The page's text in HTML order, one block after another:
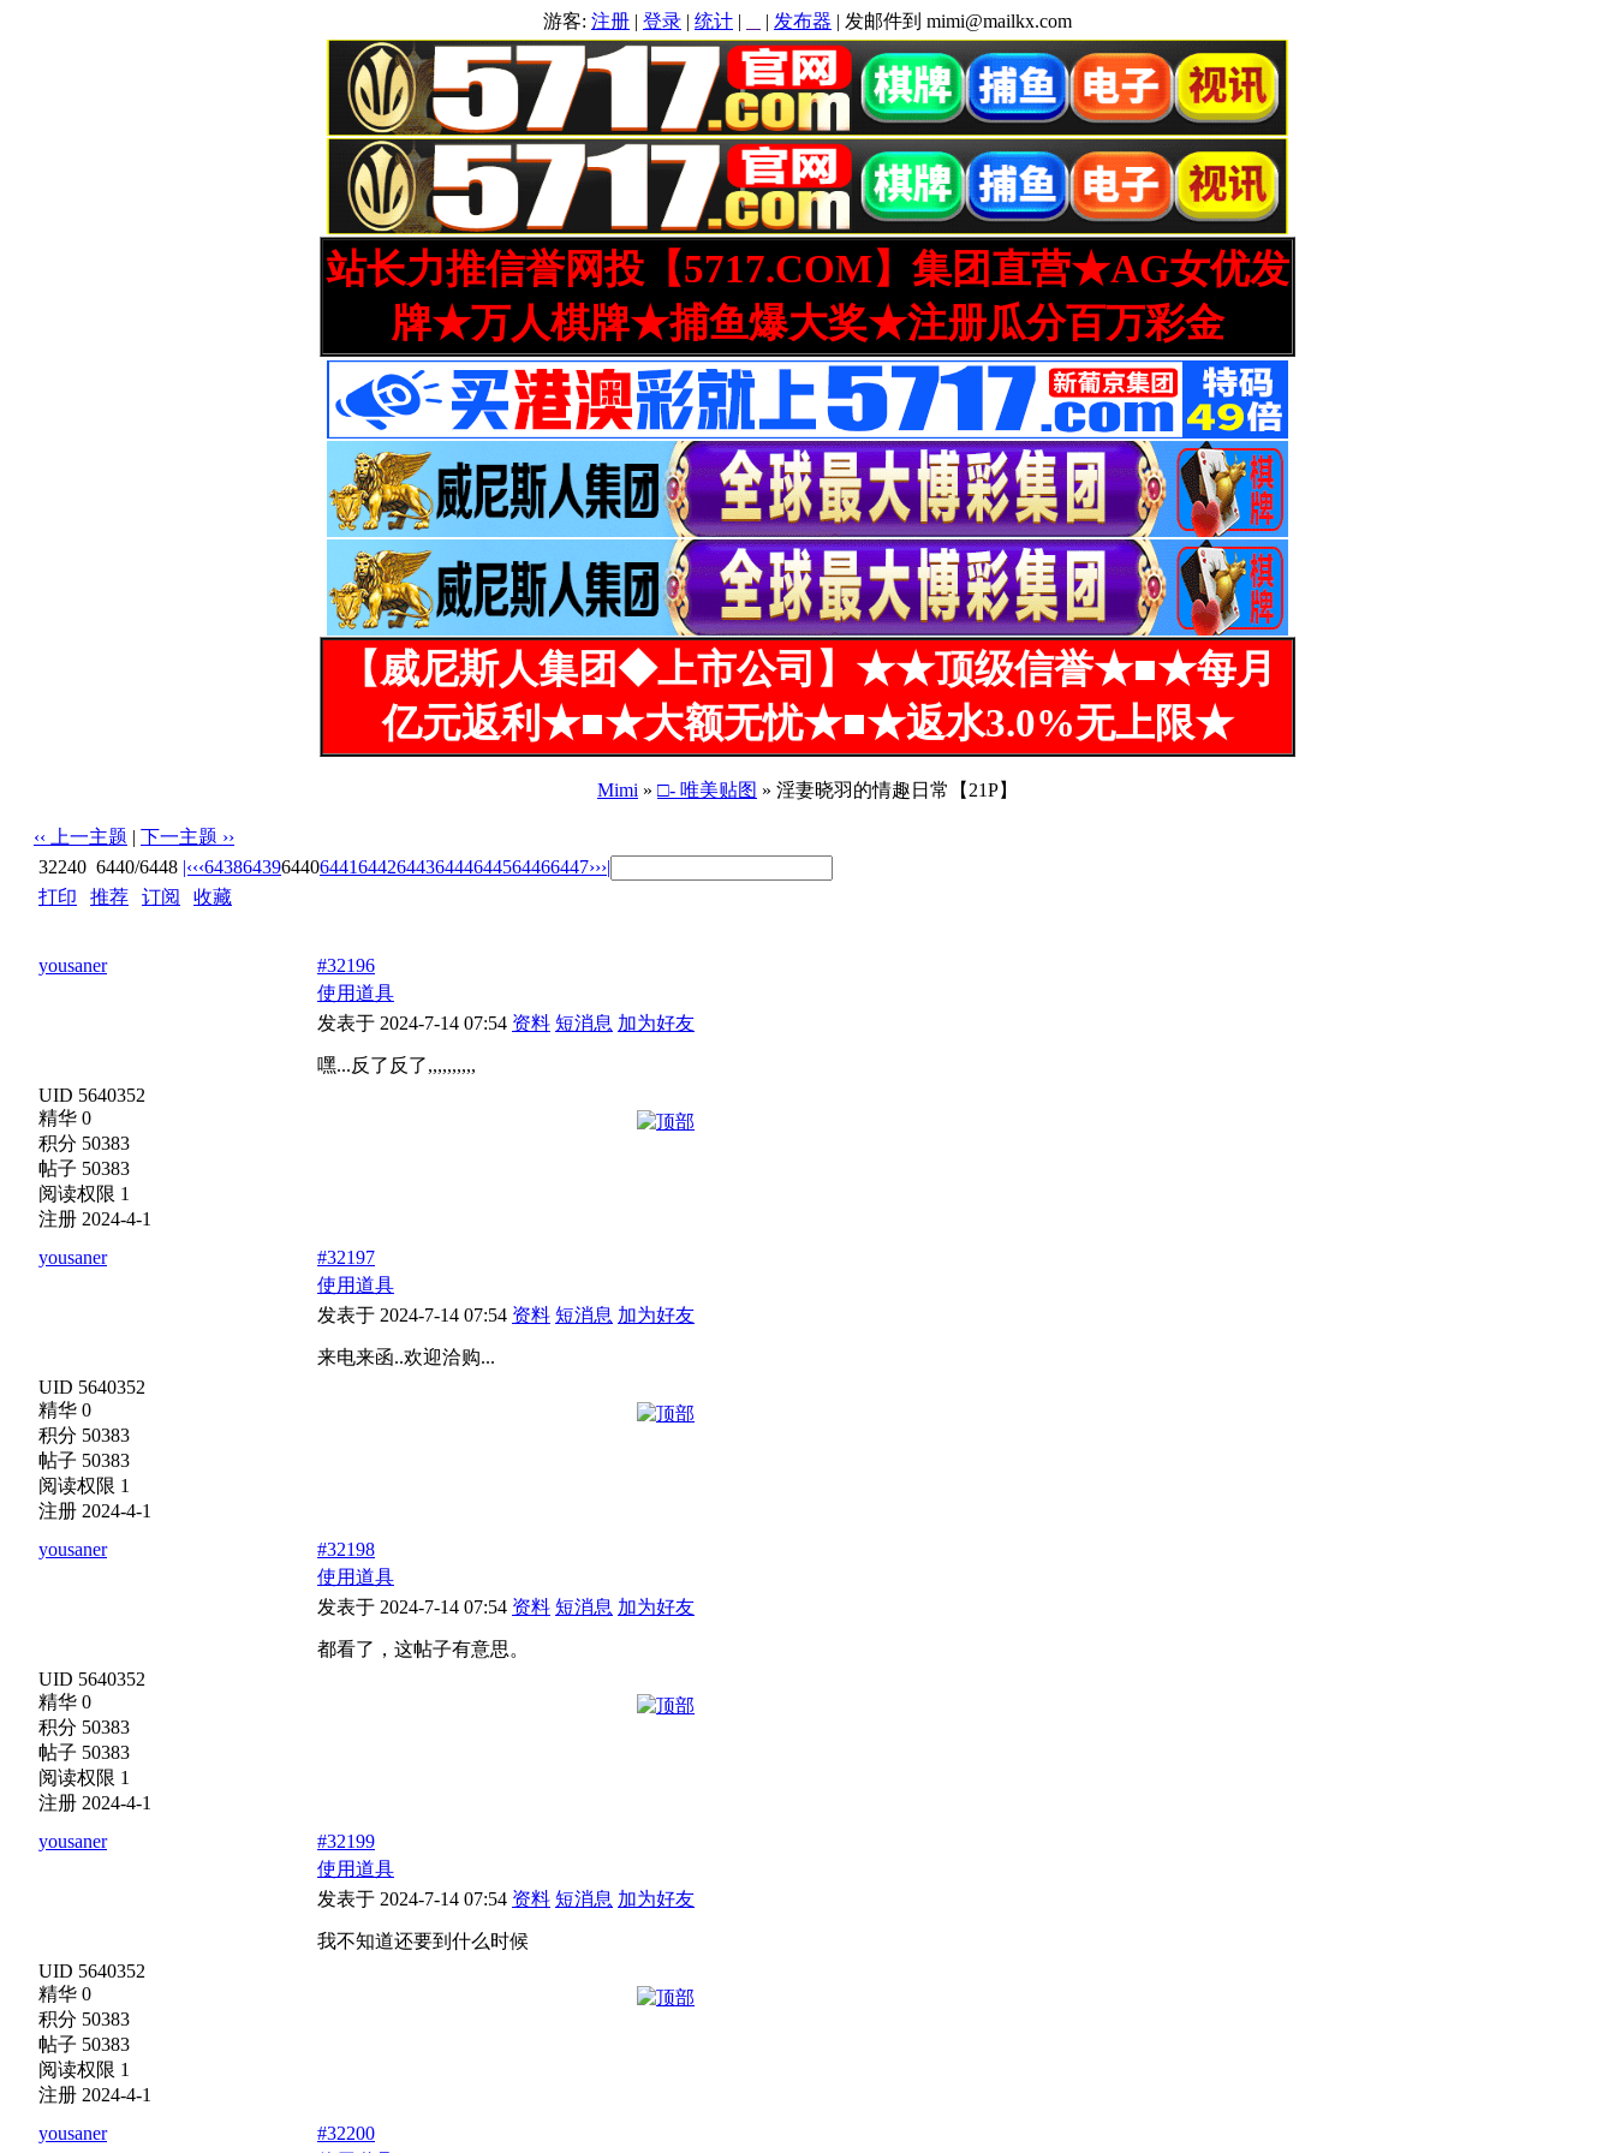
游客: 注册 | 登录 | 统计 | | 发布器 | 发邮件到 mimi@mailkx.com
站长力推信誉网投【5717.COM】集团直营★AG女优发
牌★万人棋牌★捕鱼爆大奖★注册瓜分百万彩金
【威尼斯人集团◆上市公司】★★顶级信誉★■★每月
亿元返利★■★大额无忧★■★返水3.0%无上限★
Mimi » □- 唯美贴图 » 淫妻晓羽的情趣日常【21P】
‹‹ 上一主题 | 下一主题 ››
32240 6440/6448 |‹‹‹6438643964406441644264436444644564466447›››|
打印
推荐 订阅
收藏
yousaner
UID 5640352
精华 0
积分 50383
帖子 50383
阅读权限 1
注册 2024-4-1
#32196
使用道具
发表于 2024-7-14 07:54 资料 短消息 加为好友
嘿...反了反了,,,,,,,,,,
yousaner
UID 5640352
精华 0
积分 50383
帖子 50383
阅读权限 1
注册 2024-4-1
#32197
使用道具
发表于 2024-7-14 07:54 资料 短消息 加为好友
来电来函..欢迎洽购...
yousaner
UID 5640352
精华 0
积分 50383
帖子 50383
阅读权限 1
注册 2024-4-1
#32198
使用道具
发表于 2024-7-14 07:54 资料 短消息 加为好友
都看了，这帖子有意思。
yousaner
UID 5640352
精华 0
积分 50383
帖子 50383
阅读权限 1
注册 2024-4-1
#32199
使用道具
发表于 2024-7-14 07:54 资料 短消息 加为好友
我不知道还要到什么时候
yousaner
#32200